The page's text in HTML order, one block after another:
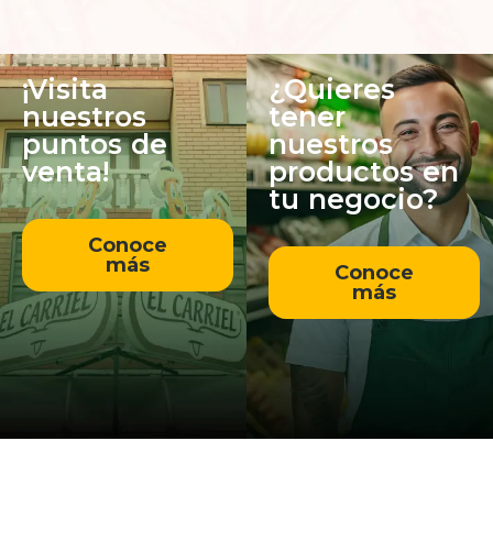
¡Visita
nuestros
puntos de
venta!
Conoce
más
¿Quieres
tener
nuestros
productos en
tu negocio?
Conoce
más